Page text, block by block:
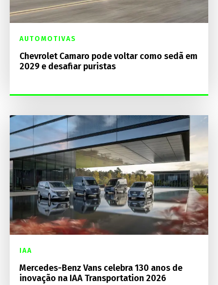
AUTOMOTIVAS
Chevrolet Camaro pode voltar como sedã em
2029 e desafiar puristas
IAA
Mercedes-Benz Vans celebra 130 anos de
inovação na IAA Transportation 2026